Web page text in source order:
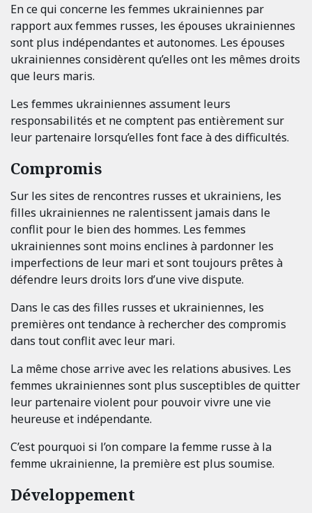
En ce qui concerne les femmes ukrainiennes par
rapport aux femmes russes, les épouses ukrainiennes
sont plus indépendantes et autonomes. Les épouses
ukrainiennes considèrent qu’elles ont les mêmes droits
que leurs maris.
Les femmes ukrainiennes assument leurs
responsabilités et ne comptent pas entièrement sur
leur partenaire lorsqu’elles font face à des difficultés.
Compromis
Sur les sites de rencontres russes et ukrainiens, les
filles ukrainiennes ne ralentissent jamais dans le
conflit pour le bien des hommes. Les femmes
ukrainiennes sont moins enclines à pardonner les
imperfections de leur mari et sont toujours prêtes à
défendre leurs droits lors d’une vive dispute.
Dans le cas des filles russes et ukrainiennes, les
premières ont tendance à rechercher des compromis
dans tout conflit avec leur mari.
La même chose arrive avec les relations abusives. Les
femmes ukrainiennes sont plus susceptibles de quitter
leur partenaire violent pour pouvoir vivre une vie
heureuse et indépendante.
C’est pourquoi si l’on compare la femme russe à la
femme ukrainienne, la première est plus soumise.
Développement